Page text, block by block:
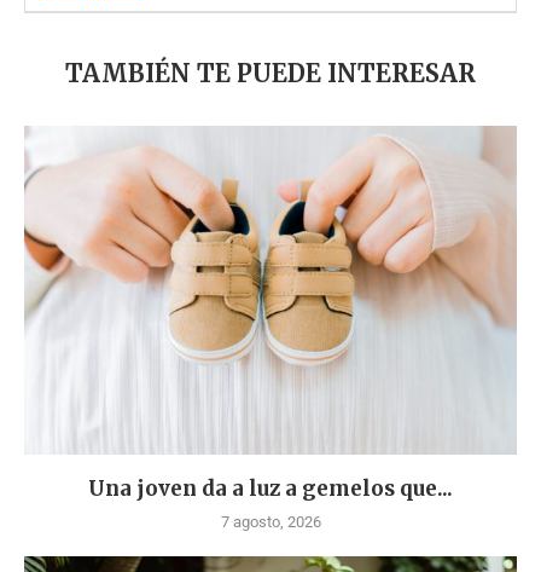
TAMBIÉN TE PUEDE INTERESAR
Una joven da a luz a gemelos que...
7 agosto, 2026